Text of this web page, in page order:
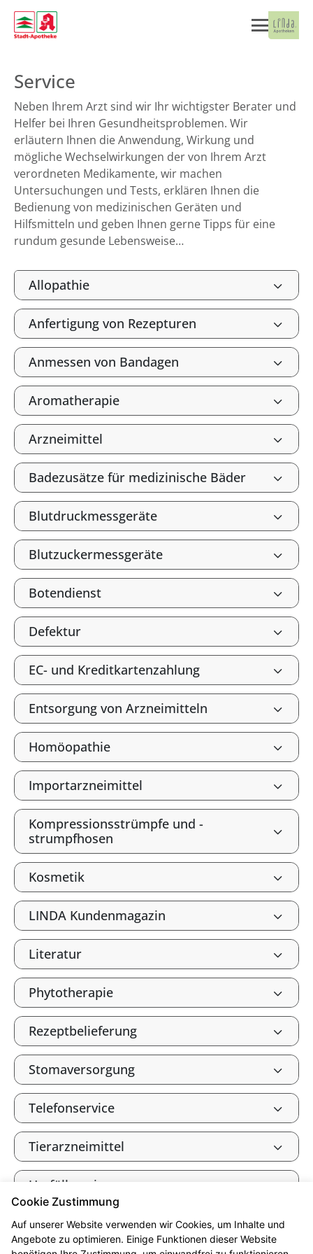
Service
Neben Ihrem Arzt sind wir Ihr wichtigster Berater und
Helfer bei Ihren Gesundheitsproblemen. Wir
erläutern Ihnen die Anwendung, Wirkung und
mögliche Wechselwirkungen der von Ihrem Arzt
verordneten Medikamente, wir machen
Untersuchungen und Tests, erklären Ihnen die
Bedienung von medizinischen Geräten und
Hilfsmitteln und geben Ihnen gerne Tipps für eine
rundum gesunde Lebensweise…
Allopathie
Anfertigung von Rezepturen
Anmessen von Bandagen
Aromatherapie
Arzneimittel
Badezusätze für medizinische Bäder
Blutdruckmessgeräte
Blutzuckermessgeräte
Botendienst
Defektur
EC- und Kreditkartenzahlung
Entsorgung von Arzneimitteln
Homöopathie
Importarzneimittel
Kompressionsstrümpfe und -
strumpfhosen
Kosmetik
LINDA Kundenmagazin
Literatur
Phytotherapie
Rezeptbelieferung
Stomaversorgung
Telefonservice
Tierarzneimittel
Umfüllservice
Verbandkasten, Haus- und
Reiseapotheke
Cookie Zustimmung
Auf unserer Website verwenden wir Cookies, um Inhalte und
Angebote zu optimieren. Einige Funktionen dieser Website